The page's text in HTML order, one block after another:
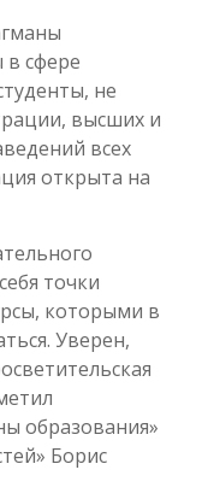
в сфере
не
высших и
всех
открыта на
точки
которыми в
Уверен,
образования»
Борис